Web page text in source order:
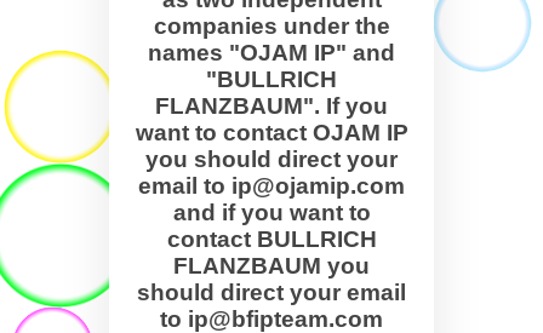
companies under the
names "OJAM IP" and
"BULLRICH
FLANZBAUM". If you
want to contact OJAM IP
you should direct your
email to ip@ojamip.com
and if you want to
contact BULLRICH
FLANZBAUM you
should direct your email
to ip@bfipteam.com